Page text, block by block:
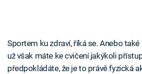
Sportem ku zdraví, říká se. Anebo
už však máte ke cvičení jakýkoli
předpokládáte, že je to právě fyzická